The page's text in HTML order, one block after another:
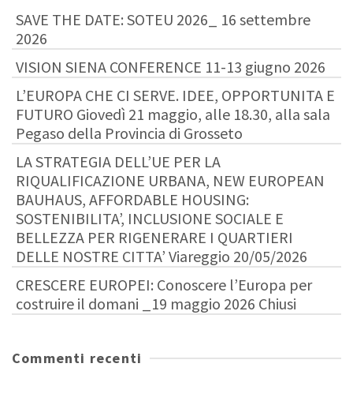
SAVE THE DATE: SOTEU 2026_ 16 settembre
2026
VISION SIENA CONFERENCE 11-13 giugno 2026
L’EUROPA CHE CI SERVE. IDEE, OPPORTUNITA E
FUTURO Giovedì 21 maggio, alle 18.30, alla sala
Pegaso della Provincia di Grosseto
LA STRATEGIA DELL’UE PER LA
RIQUALIFICAZIONE URBANA, NEW EUROPEAN
BAUHAUS, AFFORDABLE HOUSING:
SOSTENIBILITA’, INCLUSIONE SOCIALE E
BELLEZZA PER RIGENERARE I QUARTIERI
DELLE NOSTRE CITTA’ Viareggio 20/05/2026
CRESCERE EUROPEI: Conoscere l’Europa per
costruire il domani _19 maggio 2026 Chiusi
Commenti recenti